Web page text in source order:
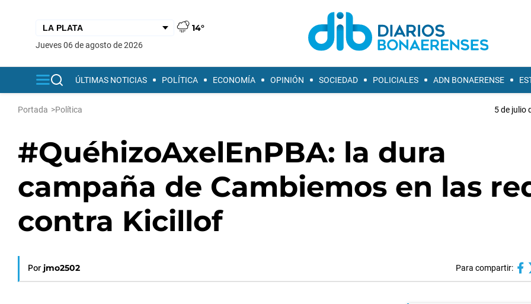
14°
jueves 06 de agosto de 2026
ÚLTIMAS NOTICIAS POLÍTICA ECONOMÍA OPINIÓN SOCIEDAD POLICIALES ADN BONAERENSE
Portada >Política 5 de julio
#QuéhizoAxelEnPBA: la dura
campaña de Cambiemos en las
contra Kicillof
Por jmo2502 Para compartir: